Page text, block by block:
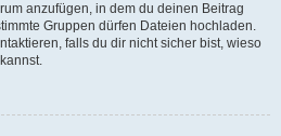
anzufügen, in dem du deinen Beitrag
Gruppen dürfen Dateien hochladen.
falls du dir nicht sicher bist, wieso